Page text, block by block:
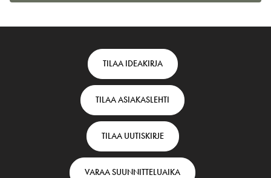
Finnish
TILAA IDEAKIRJA
TILAA ASIAKASLEHTI
TILAA UUTISKIRJE
VARAA SUUNNITTELUAIKA